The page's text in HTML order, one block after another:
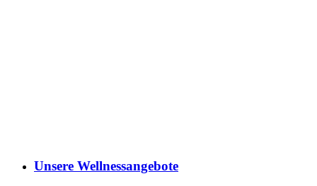
Unsere Wellnessangebote